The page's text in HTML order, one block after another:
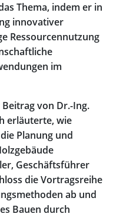
Thema, indem er in
innovativer
Ressourcennutzung
im
von Dr.-Ing.
erläuterte, wie
Planung und
Geschäftsführer
die Vortragsreihe
ab und
Bauen durch